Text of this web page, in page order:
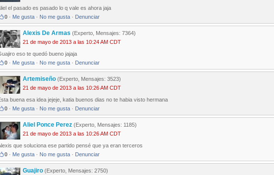
el pasado es pasado lo q vale es ahora jaja
0 · Me gusta · No me gusta · Denunciar
Alexis De Armas (Experto, Mensajes: 7364)
21 de mayo de 2013 a las 10:24 AM CDT
eso te quedó bueno jajaja
0 · Me gusta · No me gusta · Denunciar
Artemiseño (Experto, Mensajes: 3523)
21 de mayo de 2013 a las 10:26 AM CDT
buena esa idea jejeje, katia buenos dias no te habia visto hermana
0 · Me gusta · No me gusta · Denunciar
Aliel Ponce Perez (Experto, Mensajes: 1185)
21 de mayo de 2013 a las 10:26 AM CDT
que soluciona ese partido pensé que ya eran terceros
0 · Me gusta · No me gusta · Denunciar
Guajiro (Experto, Mensajes: 2750)